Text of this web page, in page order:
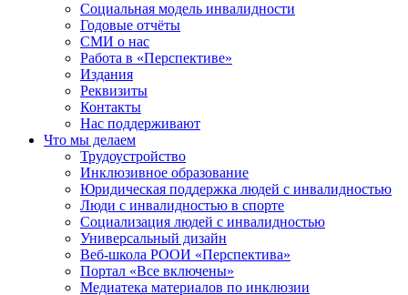
Социальная модель инвалидности
Годовые отчёты
СМИ о нас
Работа в «Перспективе»
Издания
Реквизиты
Контакты
Нас поддерживают
Что мы делаем
Трудоустройство
Инклюзивное образование
Юридическая поддержка людей с инвалидностью
Люди с инвалидностью в спорте
Социализация людей с инвалидностью
Универсальный дизайн
Веб-школа РООИ «Перспектива»
Портал «Все включены»
Медиатека материалов по инклюзии